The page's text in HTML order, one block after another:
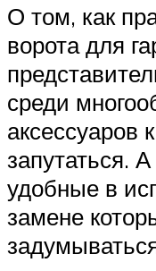
О том, как
ворота для
среди
аксессуаров
запутаться.
удобные в
замене